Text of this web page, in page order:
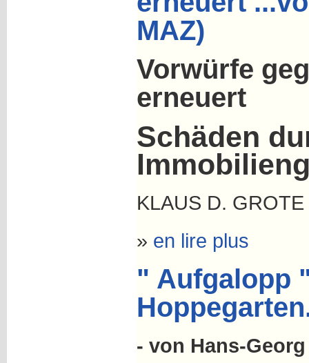
MAZ)
Vorwürfe
erneuert
Schäden
KLAUS D. GROTE
» en lire plus
" Aufgalopp
- von Hans-